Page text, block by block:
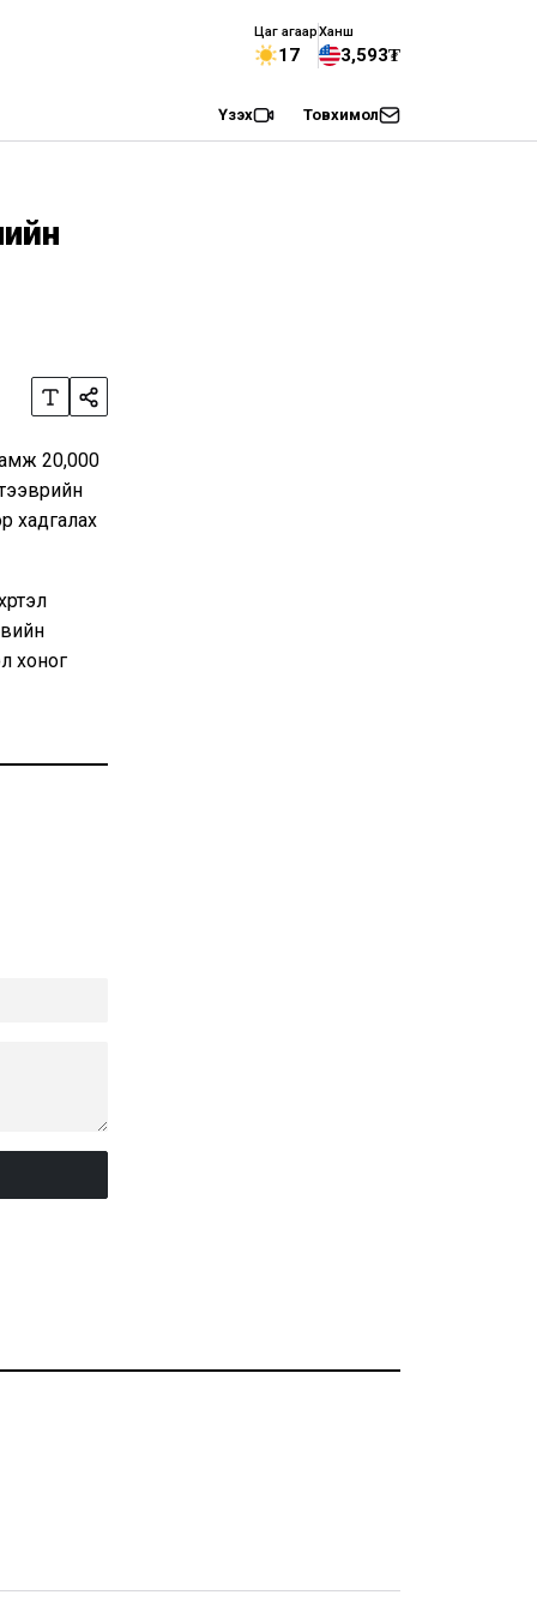
Цаг агаар
17
Ханш
3,593₮
Үзэх Товхимол
20,000
хадгалах
хоног